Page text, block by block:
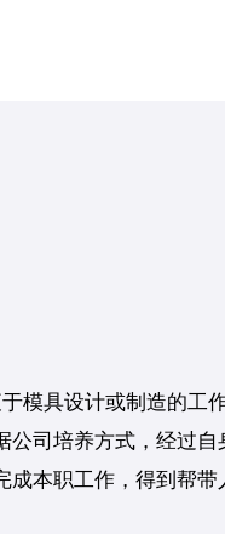
模具设计或制造的工
公司培养方式，经过自
成本职工作，得到帮带